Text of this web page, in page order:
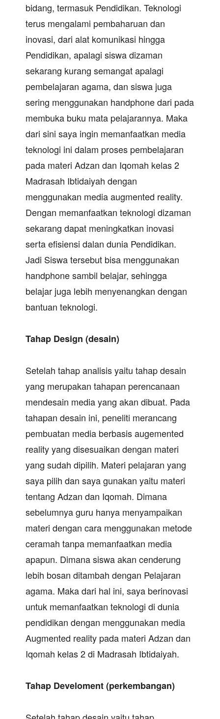
bidang, termasuk Pendidikan. Teknologi
terus mengalami pembaharuan dan
inovasi, dari alat komunikasi hingga
Pendidikan, apalagi siswa dizaman
sekarang kurang semangat apalagi
pembelajaran agama, dan siswa juga
sering menggunakan handphone dari pada
membuka buku mata pelajarannya. Maka
dari sini saya ingin memanfaatkan media
teknologi ini dalam proses pembelajaran
pada materi Adzan dan Iqomah kelas 2
Madrasah Ibtidaiyah dengan
menggunakan media augmented reality.
Dengan memanfaatkan teknologi dizaman
sekarang dapat meningkatkan inovasi
serta efisiensi dalan dunia Pendidikan.
Jadi Siswa tersebut bisa menggunakan
handphone sambil belajar, sehingga
belajar juga lebih menyenangkan dengan
bantuan teknologi.
Tahap Design (desain)
Setelah tahap analisis yaitu tahap desain
yang merupakan tahapan perencanaan
mendesain media yang akan dibuat. Pada
tahapan desain ini, peneliti merancang
pembuatan media berbasis augemented
reality yang disesuaikan dengan materi
yang sudah dipilih. Materi pelajaran yang
saya pilih dan saya gunakan yaitu materi
tentang Adzan dan Iqomah. Dimana
sebelumnya guru hanya menyampaikan
materi dengan cara menggunakan metode
ceramah tanpa memanfaatkan media
apapun. Dimana siswa akan cenderung
lebih bosan ditambah dengan Pelajaran
agama. Maka dari hal ini, saya berinovasi
untuk memanfaatkan teknologi di dunia
pendidikan dengan menggunakan media
Augmented reality pada materi Adzan dan
Iqomah kelas 2 di Madrasah Ibtidaiyah.
Tahap Develoment (perkembangan)